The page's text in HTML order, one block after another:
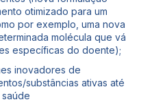
otimizado para um
por exemplo, uma nova
molécula que vá
específicas do doente);
inovadores de
substâncias ativas até